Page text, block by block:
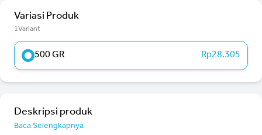
Variasi Produk
1Variant
500 GR Rp28.305
Deskripsi produk
Baca Selengkapnya